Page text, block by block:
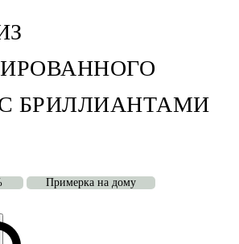
БРИЛЛИАНТАМИ
Примерка на дому